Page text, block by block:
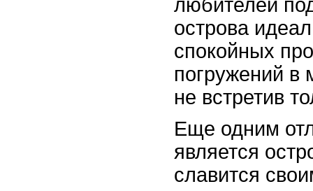
любителей
острова
спокойных
погружений в
не встретив
Еще одним
является
славится